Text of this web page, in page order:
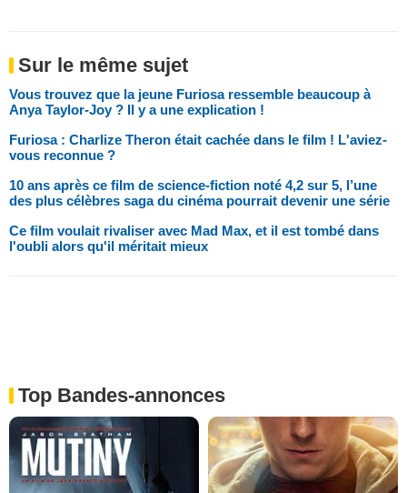
Sur le même sujet
Vous trouvez que la jeune Furiosa ressemble beaucoup à
Anya Taylor-Joy ? Il y a une explication !
Furiosa : Charlize Theron était cachée dans le film ! L'aviez-
vous reconnue ?
10 ans après ce film de science-fiction noté 4,2 sur 5, l’une
des plus célèbres saga du cinéma pourrait devenir une série
Ce film voulait rivaliser avec Mad Max, et il est tombé dans
l'oubli alors qu'il méritait mieux
Top Bandes-annonces